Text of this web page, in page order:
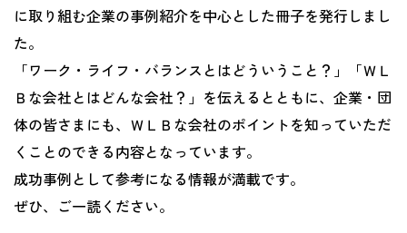
に取り組む企業の事例紹介を中心とした冊子を発行しまし
た。
「ワーク・ライフ・バランスとはどういうこと？」「ＷＬ
Ｂな会社とはどんな会社？」を伝えるとともに、企業・団
体の皆さまにも、ＷＬＢな会社のポイントを知っていただ
くことのできる内容となっています。
成功事例として参考になる情報が満載です。
ぜひ、ご一読ください。